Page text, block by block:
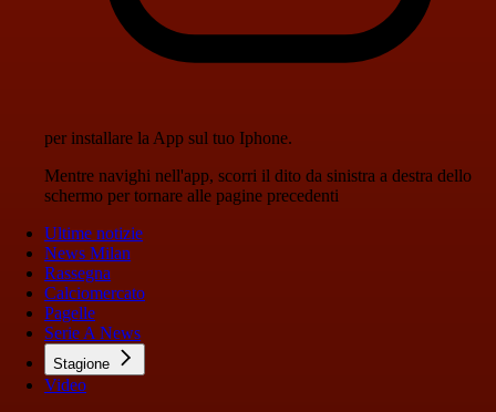
per installare la App sul tuo Iphone.
Mentre navighi nell'app, scorri il dito da sinistra a destra dello
schermo per tornare alle pagine precedenti
Ultime notizie
News Milan
Rassegna
Calciomercato
Pagelle
Serie A News
Stagione
Video